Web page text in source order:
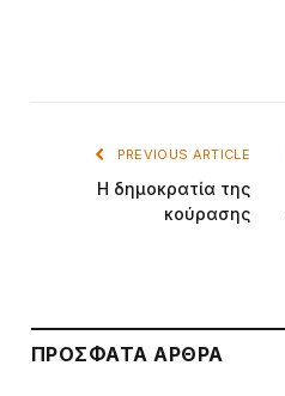
PREVIOUS ARTICLE
Η δημοκρατία της
κούρασης
ΠΡΌΣΦΑΤΑ ΆΡΘΡΑ